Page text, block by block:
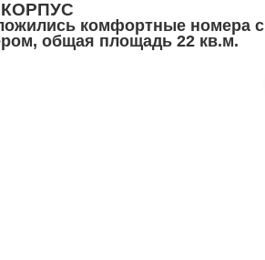
комфортные номера
общая площадь 22 кв.м.